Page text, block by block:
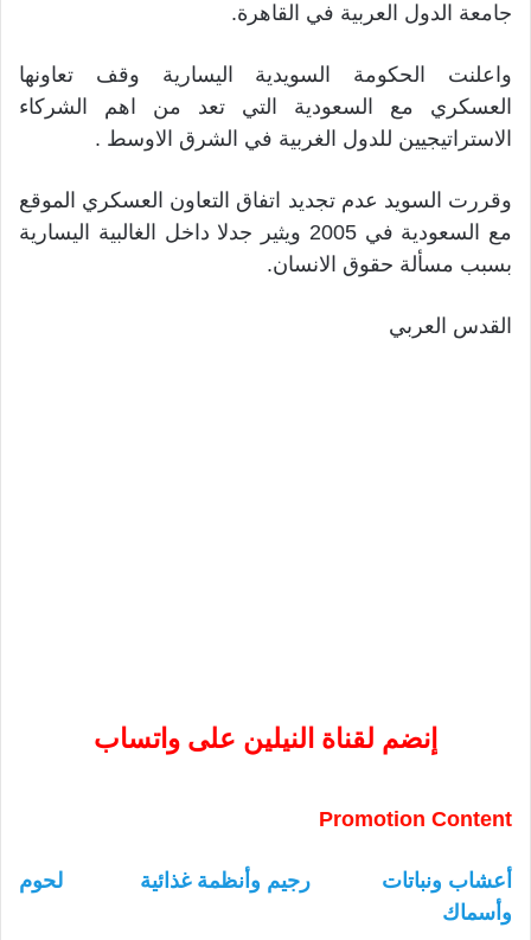
جامعة الدول العربية في القاهرة.
واعلنت الحكومة السويدية اليسارية وقف تعاونها
العسكري مع السعودية التي تعد من اهم الشركاء
الاستراتيجيين للدول الغربية في الشرق الاوسط .
وقررت السويد عدم تجديد اتفاق التعاون العسكري الموقع
مع السعودية في 2005 ويثير جدلا داخل الغالبية اليسارية
بسبب مسألة حقوق الانسان.
القدس العربي
إنضم لقناة النيلين على واتساب
Promotion Content
أعشاب ونباتات رجيم وأنظمة غذائية
لحوم
وأسماك